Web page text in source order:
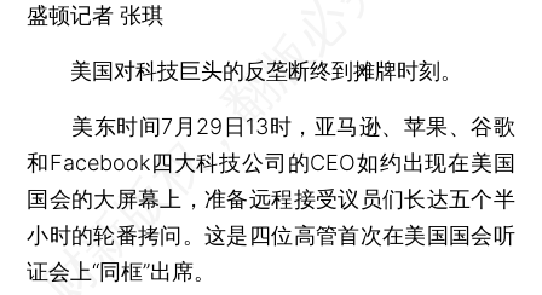
盛顿记者 张琪
美国对科技巨头的反垄断终到摊牌时刻。
美东时间7月29日13时，亚马逊、苹果、谷歌
和Facebook四大科技公司的CEO如约出现在美国
国会的大屏幕上，准备远程接受议员们长达五个半
小时的轮番拷问。这是四位高管首次在美国国会听
证会上“同框”出席。